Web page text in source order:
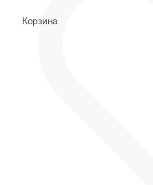
Корзина